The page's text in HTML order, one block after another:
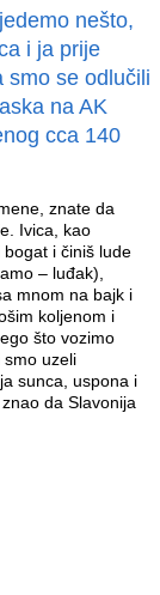
nešto,
i ja prije
smo se odlučili
na AK
cca 140
znate da
Ivica, kao
i činiš lude
– luđak),
mnom na bajk i
koljenom i
što vozimo
smo uzeli
sunca, uspona i
da Slavonija